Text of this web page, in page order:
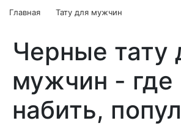
Главная Тату для мужчин
Черные тату
мужчин - где
набить,